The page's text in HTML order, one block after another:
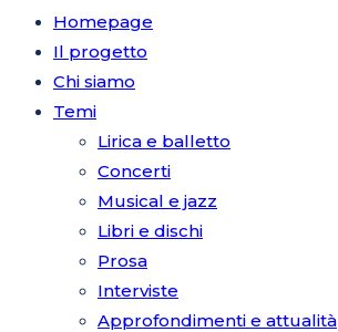
Homepage
Il progetto
Chi siamo
Temi
Lirica e balletto
Concerti
Musical e jazz
Libri e dischi
Prosa
Interviste
Approfondimenti e attualità